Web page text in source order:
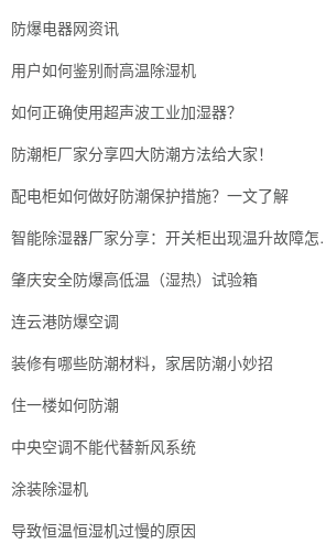
防爆电器网资讯
用户如何鉴别耐高温除湿机
如何正确使用超声波工业加湿器？
防潮柜厂家分享四大防潮方法给大家！
配电柜如何做好防潮保护措施？一文了解
智能除湿器
肇庆安全防爆高低温（湿热）试验箱
连云港防爆空调
装修有哪些防潮材料，家居防潮小妙招
住一楼如何防潮
中央空调不能代替新风系统
涂装除湿机
导致恒温恒湿机过慢的原因